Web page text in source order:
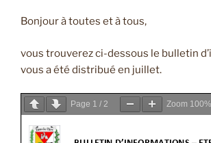
Bonjour à toutes et à tous,
vous trouverez ci-dessous le bulletin
vous a été distribué en juillet.
Page 1 / 2 Zoom 100%